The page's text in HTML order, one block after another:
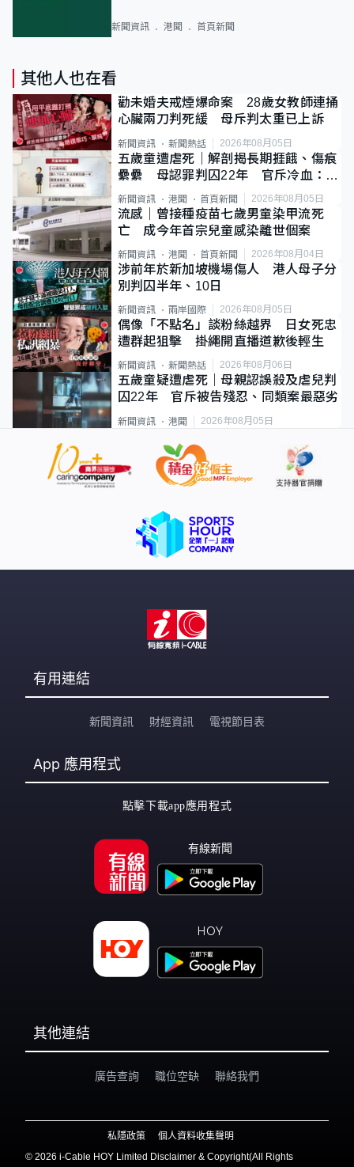
新聞資訊 港聞 首頁新聞
其他人也在看
勸未婚夫戒煙爆命案 28歲女教師連捅
心臟兩刀判死緩 母斥判太重已上訴
新聞資訊 新聞熱話 2026年08月05日
五歲童遭虐死｜解剖揭長期捱餓、傷痕
纍纍 母認罪判囚22年 官斥冷血：同
類案最惡劣
新聞資訊 港聞 首頁新聞 2026年08月05日
流感｜曾接種疫苗七歲男童染甲流死
亡 成今年首宗兒童感染離世個案
新聞資訊 港聞 首頁新聞 2026年08月04日
涉前年於新加坡機場傷人 港人母子分
別判囚半年、10日
新聞資訊 兩岸國際 2026年08月05日
偶像「不點名」談粉絲越界 日女死忠
遭群起狙擊 掛繩開直播道歉後輕生
新聞資訊 新聞熱話 2026年08月06日
五歲童疑遭虐死｜母親認誤殺及虐兒判
囚22年 官斥被告殘忍、同類案最惡劣
新聞資訊 港聞 2026年08月05日
有用連結
新聞資訊 財經資訊 電視節目表
App 應用程式
點擊下載app應用程式
有線新聞
HOY
其他連結
廣告查詢 職位空缺 聯絡我們
私隱政策
個人資料收集聲明
© 2026 i-Cable HOY Limited Disclaimer & Copyright(All Rights